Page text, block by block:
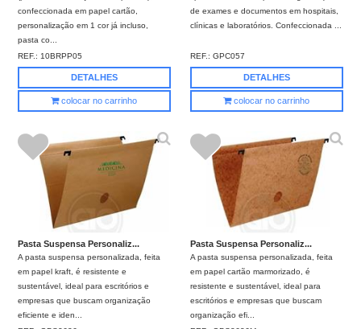
confeccionada em papel cartão,
personalização em 1 cor já incluso,
pasta co...
REF.: 10BRPP05
DETALHES
colocar no carrinho
de exames e documentos em hospitais,
clínicas e laboratórios. Confeccionada ...
REF.:GPC057
DETALHES
colocar no carrinho
Pasta Suspensa Personaliz...
A pasta suspensa personalizada, feita
em papel kraft, é resistente e
sustentável, ideal para escritórios e
empresas que buscam organização
eficiente e iden...
Pasta Suspensa Personaliz...
A pasta suspensa personalizada, feita
em papel cartão marmorizado, é
resistente e sustentável, ideal para
escritórios e empresas que buscam
organização efi...